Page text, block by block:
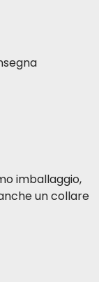
aby
mu
imballaggio,
un collare